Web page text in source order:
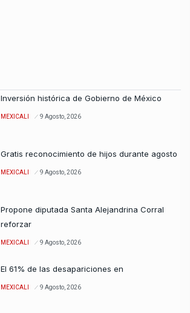
Inversión histórica de Gobierno de México
MEXICALI 9 Agosto, 2026
Gratis reconocimiento de hijos durante agosto
MEXICALI 9 Agosto, 2026
Propone diputada Santa Alejandrina Corral
reforzar
MEXICALI 9 Agosto, 2026
El 61% de las desapariciones en
MEXICALI 9 Agosto, 2026